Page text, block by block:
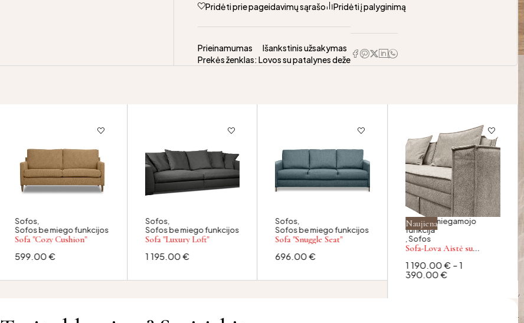
Pridėti prie pageidavimų sąrašo Pridėti į palyginimą
Prieinamumas
Išankstinis užsakymas
Prekės ženklas:Lovos su patalynes deže
Sofos
Sofos be miego funkcijos
Sofa "Cozy Cushion"
599.00€
Sofos,
Sofos be miego funkcijos
Sofa "Luxury Loft"
1 195.00€
Sofos
Sofos be miego funkcijos
Sofa "Snuggle Seat"
696.00€
Naujiena
Sofa su miegamojo
funkcija
,Sofos
Sofa-Lova Aistė su
1 190.00€ –1
390.00€